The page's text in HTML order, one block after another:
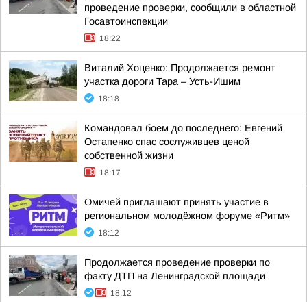
проведение проверки, сообщили в областной
Госавтоинспекции
18:22
Виталий Хоценко: Продолжается ремонт
участка дороги Тара – Усть-Ишим
18:18
Командовал боем до последнего: Евгений
Остапенко спас сослуживцев ценой
собственной жизни
18:17
Омичей приглашают принять участие в
региональном молодёжном форуме «Ритм»
18:12
Продолжается проведение проверки по
факту ДТП на Ленинградской площади
18:12